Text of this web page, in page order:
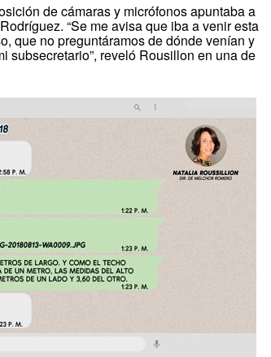
de cámaras y micrófonos apuntaba a
“Se me avisa que iba a venir esta
que no preguntáramos de dónde venían y
subsecretario”, reveló Rousillon en una de